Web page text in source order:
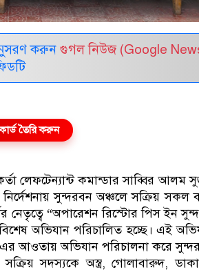
করুন গুগল নিউজ (Google
তৈরি করুন
লেফটেন্যান্ট কমান্ডার সাব্বির আলম
সুন্দরবন অঞ্চলে সক্রিয় সকল
নেতৃত্বে “অপারেশন রিস্টোর পিস ইন
অভিযান পরিচালিত হচ্ছে। এই
এর আওতায় অভিযান পরিচালনা করে
সদস্যকে অস্ত্র, গোলাবারুদ,